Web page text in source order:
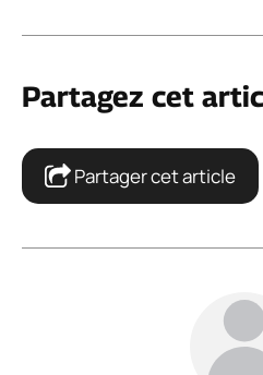
Partagez cet
Partager cet article